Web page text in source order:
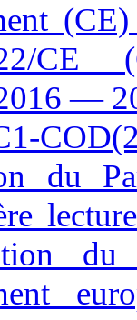
22/CE
—
du